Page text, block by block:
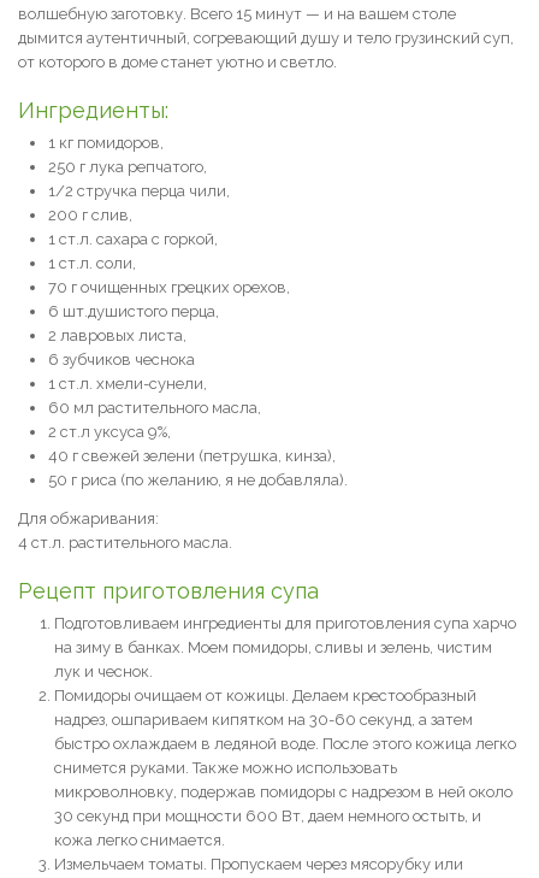
волшебную заготовку. Всего 15 минут — и на вашем столе
дымится аутентичный, согревающий душу и тело грузинский суп,
от которого в доме станет уютно и светло.
Ингредиенты:
1 кг помидоров,
250 г лука репчатого,
1/2 стручка перца чили,
200 г слив,
1 ст.л. сахара с горкой,
1 ст.л. соли,
70 г очищенных грецких орехов,
6 шт.душистого перца,
2 лавровых листа,
6 зубчиков чеснока
1 ст.л. хмели-сунели,
60 мл растительного масла,
2 ст.л уксуса 9%,
40 г свежей зелени (петрушка, кинза),
50 г риса (по желанию, я не добавляла).
Для обжаривания:
4 ст.л. растительного масла.
Рецепт приготовления супа
Подготовливаем ингредиенты для приготовления супа харчо
на зиму в банках. Моем помидоры, сливы и зелень, чистим
лук и чеснок.
Помидоры очищаем от кожицы. Делаем крестообразный
надрез, ошпариваем кипятком на 30-60 секунд, а затем
быстро охлаждаем в ледяной воде. После этого кожица легко
снимется руками. Также можно использовать
микроволновку, подержав помидоры с надрезом в ней около
30 секунд при мощности 600 Вт, даем немного остыть, и
кожа легко снимается.
Измельчаем томаты. Пропускаем через мясорубку или